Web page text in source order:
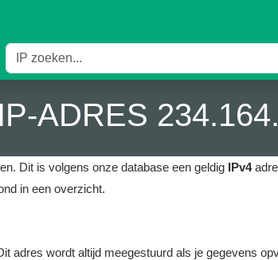
IP-ADRES
Dit is volgens onze database een geldig IPv4
in een overzicht.
adres wordt altijd meegestuurd als je gegevens